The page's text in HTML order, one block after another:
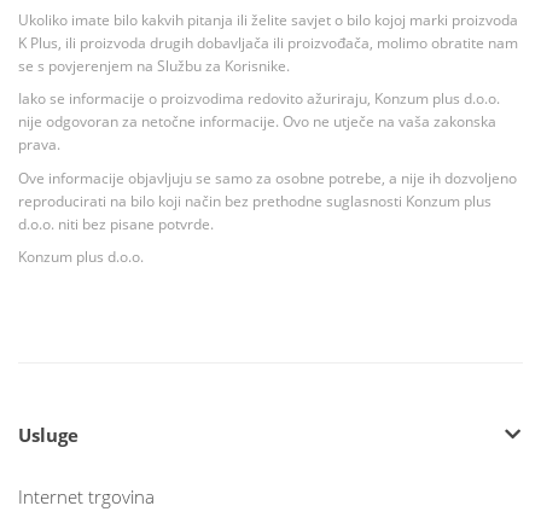
Ukoliko imate bilo kakvih pitanja ili želite savjet o bilo kojoj marki proizvoda
K Plus, ili proizvoda drugih dobavljača ili proizvođača, molimo obratite nam
se s povjerenjem na Službu za Korisnike.
Iako se informacije o proizvodima redovito ažuriraju, Konzum plus d.o.o.
nije odgovoran za netočne informacije. Ovo ne utječe na vaša zakonska
prava.
Ove informacije objavljuju se samo za osobne potrebe, a nije ih dozvoljeno
reproducirati na bilo koji način bez prethodne suglasnosti Konzum plus
d.o.o. niti bez pisane potvrde.
Konzum plus d.o.o.
Usluge
Internet trgovina